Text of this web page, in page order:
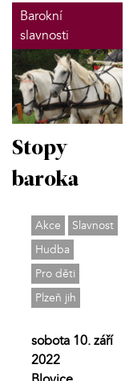
Barokní
slavnosti
Stopy
baroka
Akce
Slavnost
Hudba
Pro děti
Plzeň jih
sobota 10. září
2022